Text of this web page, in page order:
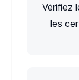
Vérifiez
les